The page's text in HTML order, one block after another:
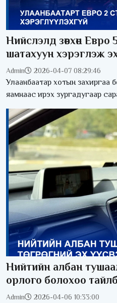
Нийслэлд зөвхөн
шатахуун хэрэглэж
хэрэгжинэ
Admin 2026-04-07 08:29:46
Улаанбаатар хотын захиргаа
яамнаас ирэх зургадугаар
Нийтийн албан
орлого болохоо
хөрөнгийг улсын
Admin 2026-04-06 10:33:00